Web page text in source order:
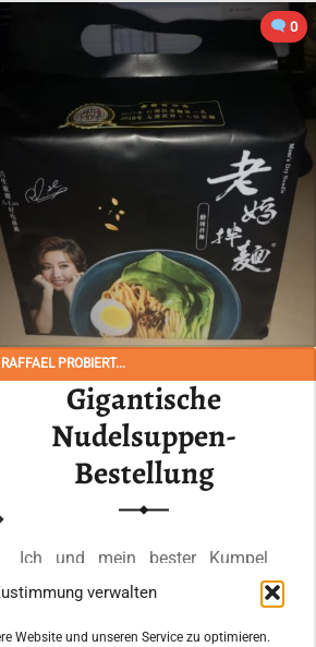
verwalten
Website und unseren Service zu optimieren.
0
RAFFAEL PROBIERT...
Gigantische
Nudelsuppen-
Bestellung
Ich und mein bester Kumpel
Dome haben vorgestern Abend
unseren Nudelsuppenvorrat
aufgefüllt.…